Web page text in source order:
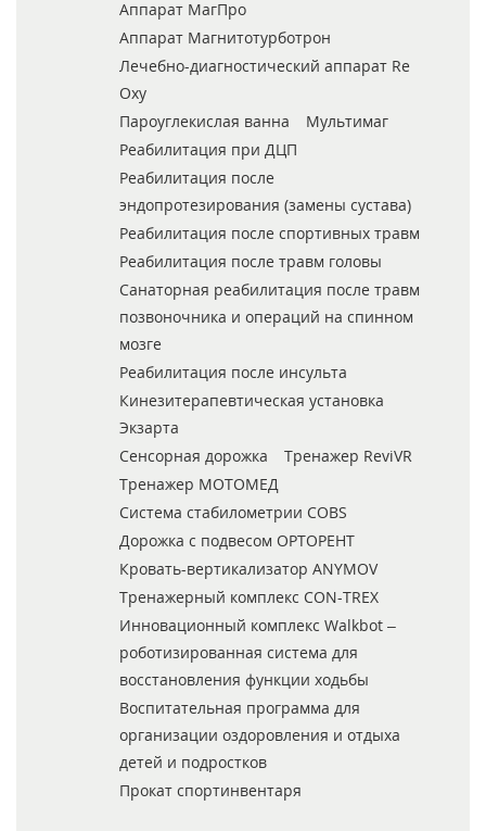
Аппарат МагПро
Аппарат Магнитотурботрон
Лечебно-диагностический аппарат Re
Oxy
Пароуглекислая ванна
Мультимаг
Реабилитация при ДЦП
Реабилитация после
эндопротезирования (замены сустава)
Реабилитация после спортивных травм
Реабилитация после травм головы
Санаторная реабилитация после травм
позвоночника и операций на спинном
мозге
Реабилитация после инсульта
Кинезитерапевтическая установка
Экзарта
Сенсорная дорожка
Тренажер ReviVR
Тренажер МОТОМЕД
Система стабилометрии COBS
Дорожка с подвесом ОРТОРЕНТ
Кровать-вертикализатор ANYMOV
Тренажерный комплекс CON-TREX
Инновационный комплекс Walkbot –
роботизированная система для
восстановления функции ходьбы
Воспитательная программа для
организации оздоровления и отдыха
детей и подростков
Прокат спортинвентаря